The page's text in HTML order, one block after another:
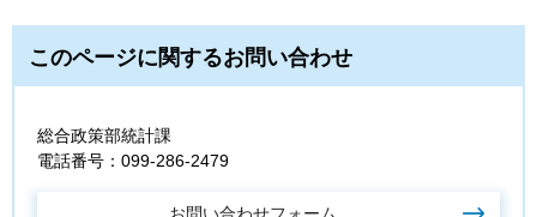
このページに関するお問い合わせ
総合政策部統計課
電話番号：099-286-2479